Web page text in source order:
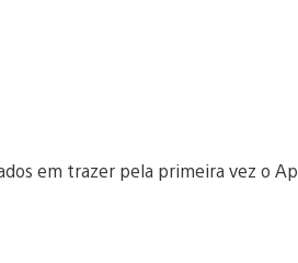
em trazer pela primeira vez o